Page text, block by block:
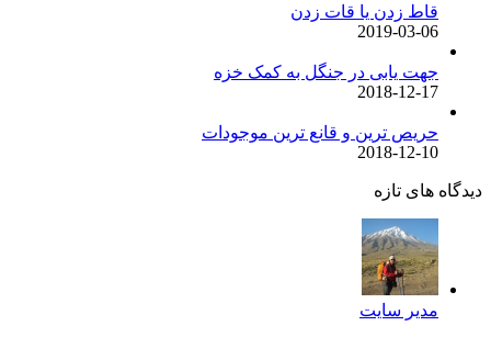
قاط زدن یا قات زدن
2019-03-06
جهت یابی در جنگل به کمک خزه
2018-12-17
حریص ترین و قانع ترین موجودات
2018-12-10
دیدگاه های تازه
مدیر سایت